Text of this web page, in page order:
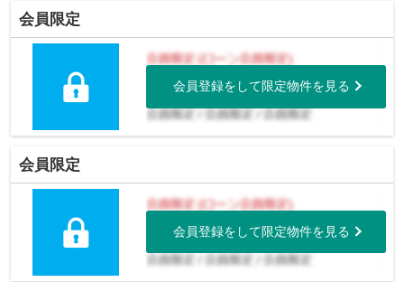
会員限定
会員登録をして限定物件を見る
会員限定
会員登録をして限定物件を見る